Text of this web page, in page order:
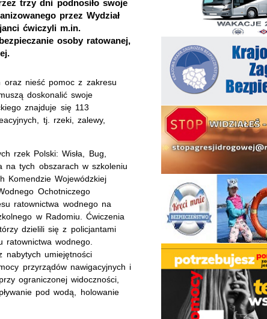
trzy dni podnosiło swoje
przez Wydział
ćwiczyli m.in.
osoby ratowanej,
oraz nieść pomoc z zakresu
doskonalić swoje
znajduje się 113
tj. rzeki, zalewy,
rzek Polski: Wisła, Bug,
na tych obszarach w szkoleniu
Komendzie Wojewódzkiej
Ochotniczego
ratownictwa wodnego na
w Radomiu. Ćwiczenia
dzielili się z policjantami
ratownictwa wodnego.
nabytych umiejętności
przyrządów nawigacyjnych i
ograniczonej widoczności,
pod wodą, holowanie